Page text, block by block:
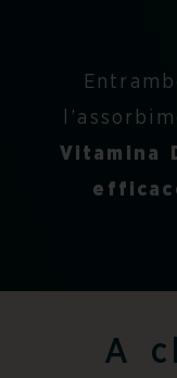
Vitamina
A